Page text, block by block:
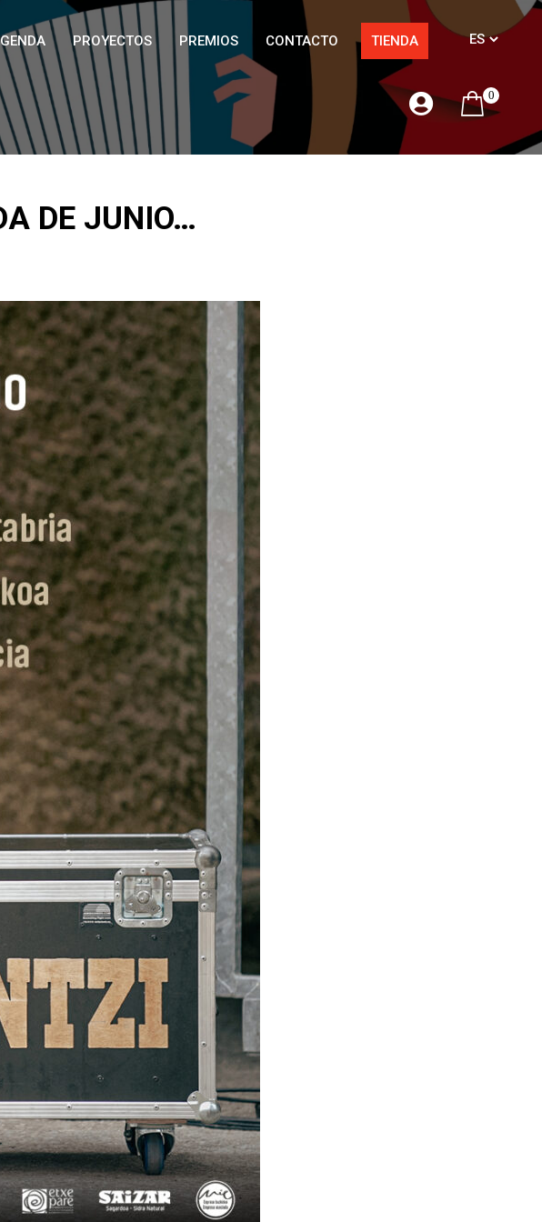
PROYECTOS PREMIOS CONTACTO TIENDA
0
DE JUNIO…